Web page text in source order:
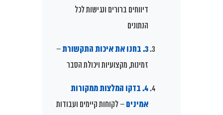
דיווחים ברורים ונגישות לכל
הנתונים
3. בחנו את איכות התקשורת
–
זמינות, מקצועיות ויכולת הסבר
4. בדקו המלצות ממקורות
אמינים – לקוחות קיימים ועבודות